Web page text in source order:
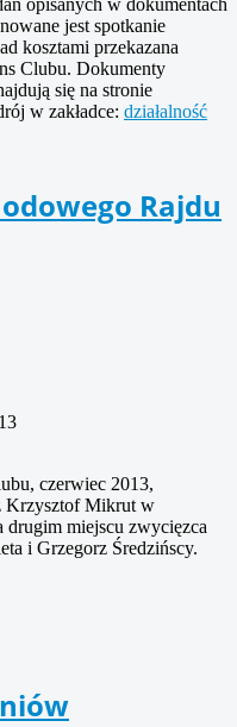
jest spotkanie
kosztami przekazana
Clubu. Dokumenty
się na stronie
w zakładce: działalność
Rajdu
czerwiec 2013,
Krzysztof Mikrut w
drugim miejscu zwycięzca
i Grzegorz Średzińscy.